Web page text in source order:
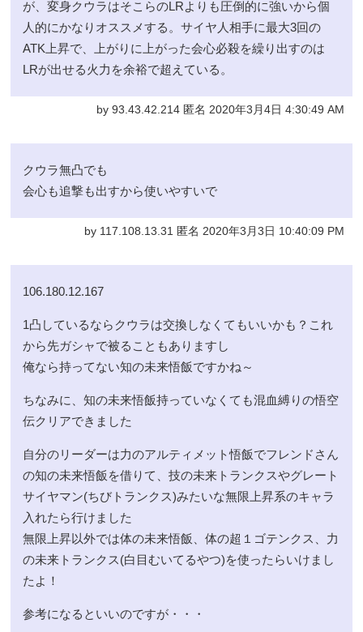
が、変身クウラはそこらのLRよりも圧倒的に強いから個
人的にかなりオススメする。サイヤ人相手に最大3回の
ATK上昇で、上がりに上がった会心必殺を繰り出すのは
LRが出せる火力を余裕で超えている。
by 93.43.42.214 匿名 2020年3月4日 4:30:49 AM
クウラ無凸でも
会心も追撃も出すから使いやすいで
by 117.108.13.31 匿名 2020年3月3日 10:40:09 PM
106.180.12.167
1凸しているならクウラは交換しなくてもいいかも？これ
から先ガシャで被ることもありますし
俺なら持ってない知の未来悟飯ですかね～
ちなみに、知の未来悟飯持っていなくても混血縛りの悟空
伝クリアできました
自分のリーダーは力のアルティメット悟飯でフレンドさん
の知の未来悟飯を借りて、技の未来トランクスやグレート
サイヤマン(ちびトランクス)みたいな無限上昇系のキャラ
入れたら行けました
無限上昇以外では体の未来悟飯、体の超１ゴテンクス、力
の未来トランクス(白目むいてるやつ)を使ったらいけまし
たよ！
参考になるといいのですが・・・